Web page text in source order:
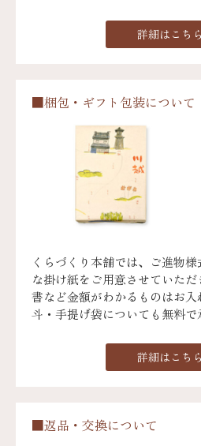
詳細はこちら
■梱包・ギフト包装について
くらづくり本舗では、ご進物
な掛け紙をご用意させていた
書など金額がわかるものはお
斗・手提げ袋についても無料で
詳細はこちら
■返品・交換について